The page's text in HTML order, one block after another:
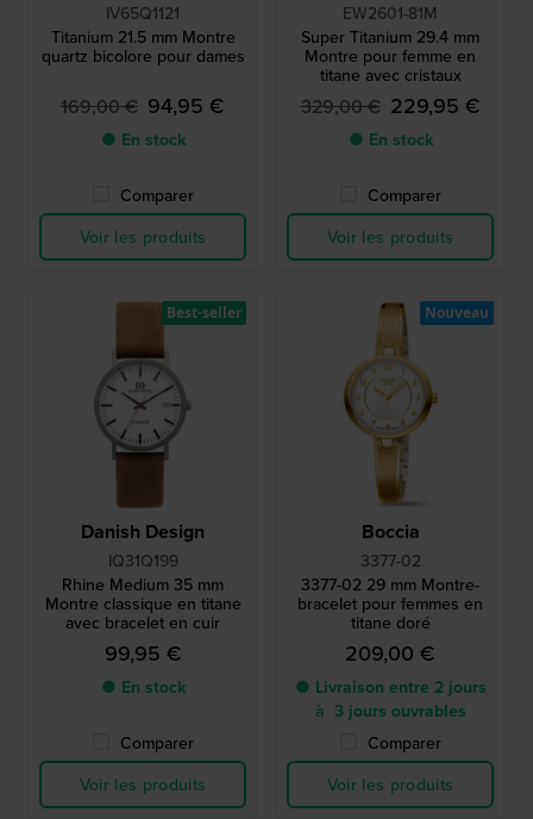
IV65Q1121
Titanium 21.5 mm Montre
quartz bicolore pour dames
169,00 € 94,95 €
● En stock
Comparer
Voir les produits
EW2601-81M
Super Titanium 29.4 mm
Montre pour femme en
titane avec cristaux
329,00 € 229,95 €
● En stock
Comparer
Voir les produits
Danish Design
IQ31Q199
Rhine Medium 35 mm
Montre classique en titane
avec bracelet en cuir
99,95 €
● En stock
Comparer
Voir les produits
Best-seller
Boccia
3377-02
3377-02 29 mm Montre-
bracelet pour femmes en
titane doré
209,00 €
● Livraison entre 2 jours
à 3 jours ouvrables
Comparer
Voir les produits
Nouveau